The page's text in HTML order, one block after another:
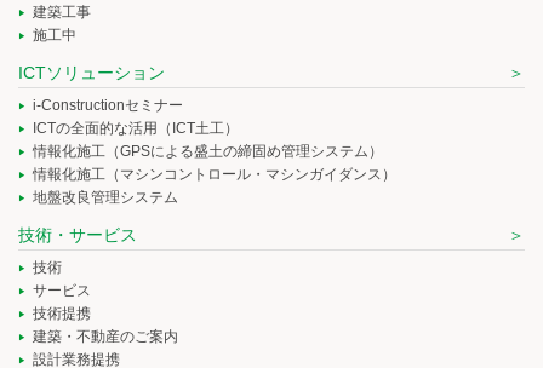
建築工事
施工中
ICTソリューション
i-Constructionセミナー
ICTの全面的な活用（ICT土工）
情報化施工（GPSによる盛土の締固め管理システム）
情報化施工（マシンコントロール・マシンガイダンス）
地盤改良管理システム
技術・サービス
技術
サービス
技術提携
建築・不動産のご案内
設計業務提携